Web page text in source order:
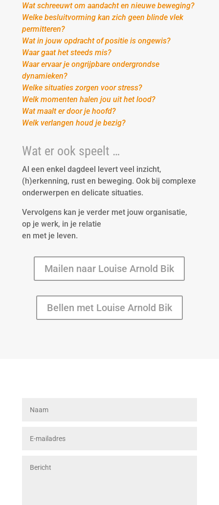
Wat schreeuwt om aandacht en nieuwe beweging?
Welke besluitvorming kan zich geen blinde vlek
permitteren?
Wat in jouw opdracht of positie is ongewis?
Waar gaat het steeds mis?
Waar ervaar je ongrijpbare ondergrondse
dynamieken?
Welke situaties zorgen voor stress?
Welk momenten halen jou uit het lood?
Wat maalt er door je hoofd?
Welk verlangen houd je bezig?
Wat er ook speelt …
Al een enkel dagdeel levert veel inzicht,
(h)erkenning, rust en beweging. Ook bij complexe
onderwerpen en delicate situaties.
Vervolgens kan je verder met jouw organisatie,
op je werk, in je relatie
en met je leven.
Mailen naar Louise Arnold Bik
Bellen met Louise Arnold Bik